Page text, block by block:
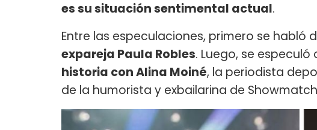
es su situación sentimental actual.
Entre las especulaciones, primero se habló
expareja Paula Robles. Luego, se especuló
historia con Alina Moiné, la periodista
de la humorista y exbailarina de